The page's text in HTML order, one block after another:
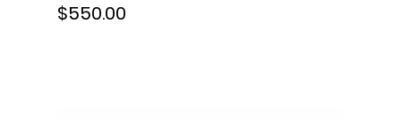
$550.00